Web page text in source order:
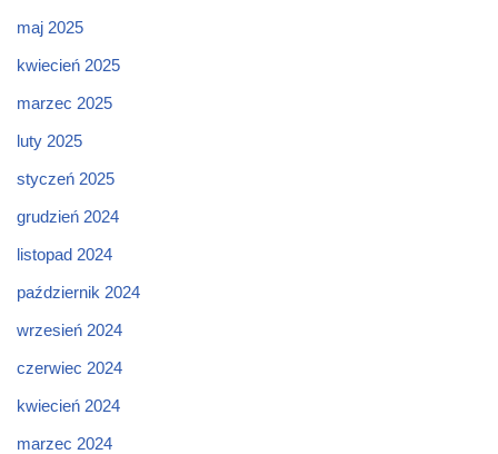
maj 2025
kwiecień 2025
marzec 2025
luty 2025
styczeń 2025
grudzień 2024
listopad 2024
październik 2024
wrzesień 2024
czerwiec 2024
kwiecień 2024
marzec 2024